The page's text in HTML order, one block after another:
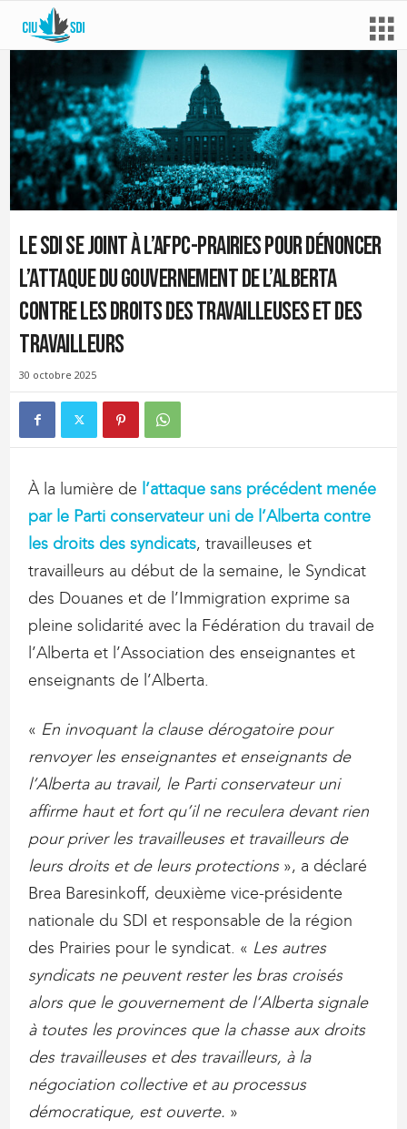
Le SDI se joint à l’AFPC-Prairies pour dénoncer
l’attaque du gouvernement de l’Alberta
contre les droits des travailleuses et des
travailleurs
30 octobre 2025
À la lumière de l’attaque sans précédent menée
par le Parti conservateur uni de l’Alberta contre
les droits des syndicats, travailleuses et
travailleurs au début de la semaine, le Syndicat
des Douanes et de l’Immigration exprime sa
pleine solidarité avec la Fédération du travail de
l’Alberta et l’Association des enseignantes et
enseignants de l’Alberta.
« En invoquant la clause dérogatoire pour
renvoyer les enseignantes et enseignants de
l’Alberta au travail, le Parti conservateur uni
affirme haut et fort qu’il ne reculera devant rien
pour priver les travailleuses et travailleurs de
leurs droits et de leurs protections», a déclaré
Brea Baresinkoff, deuxième vice-présidente
nationale du SDI et responsable de la région
des Prairies pour le syndicat. « Les autres
syndicats ne peuvent rester les bras croisés
alors que le gouvernement de l’Alberta signale
à toutes les provinces que la chasse aux droits
des travailleuses et des travailleurs, à la
négociation collective et au processus
démocratique, est ouverte. »